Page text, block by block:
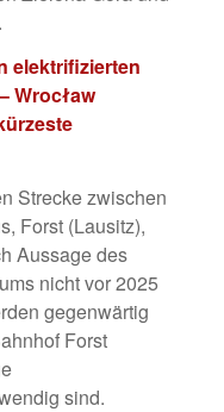
elektrifizierten
Wrocław
Strecke zwischen
Forst (Lausitz),
Aussage des
nicht vor 2025
gegenwärtig
Forst
sind.